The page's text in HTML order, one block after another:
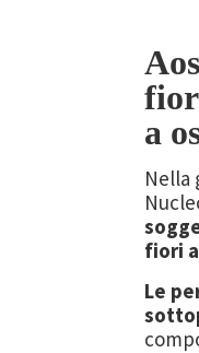
a
Nella
fiori
Le